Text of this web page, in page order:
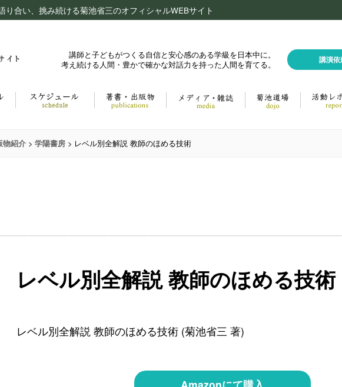
講師と子どもがつくる自信と安心感のある学級を日本中に。
考え続ける人間・豊かで確かな対話力を持った人間を育てる。
講演
り合い、挑み続ける菊池省三のオフィシャルWEBサイト
物紹介 > 学陽書房 > レベル別全解説 教師のほめる技術
レベル別全解説 教師のほめる技術
レベル別全解説 教師のほめる技術 (菊池省三 著)